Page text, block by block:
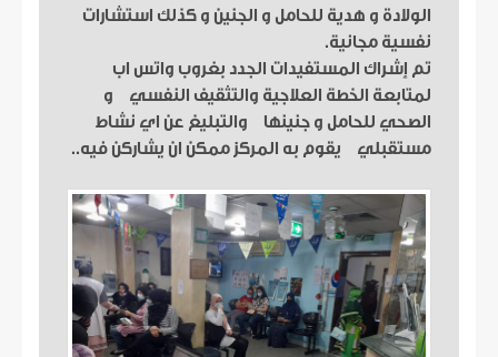
الولادة و هدية للحامل و الجنين و كذلك استشارات
نفسية مجانية.
تم إشراك المستفيدات الجدد بغروب واتس اب
لمتابعة الخطة العلاجية والتثقيف النفسي و
الصحي للحامل و جنينها والتبليغ عن اي نشاط
مستقبلي يقوم به المركز ممكن ان يشاركن فيه..